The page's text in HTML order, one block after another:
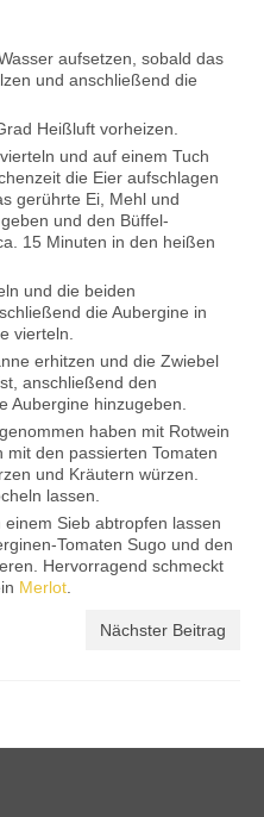
aufsetzen, sobald das
und anschließend die
Heißluft vorheizen.
und auf einem Tuch
die Eier aufschlagen
gerührte Ei, Mehl und
und den Büffel-
15 Minuten in den heißen
und die beiden
die Aubergine in
vierteln.
erhitzen und die Zwiebel
anschließend den
Aubergine hinzugeben.
haben mit Rotwein
den passierten Tomaten
und Kräutern würzen.
lassen.
Sieb abtropfen lassen
Tomaten Sugo und den
Hervorragend schmeckt
Merlot
Nächster Beitrag